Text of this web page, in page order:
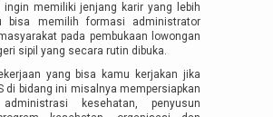
ingin memiliki jenjang karir yang lebih
bisa memilih formasi administrator
pada pembukaan lowongan
sipil yang secara rutin dibuka.
yang bisa kamu kerjakan jika
di bidang ini misalnya mempersiapkan
kesehatan, penyusun